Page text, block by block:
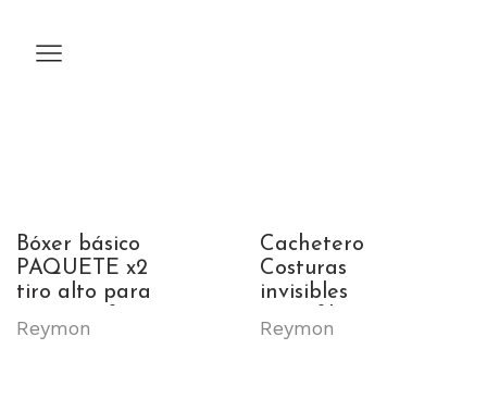
Bóxer básico
PAQUETE x2
tiro alto para
mujer Ref. 8099-
2
Reymon
Cachetero
Costuras
invisibles
microfibra para
mujer Ref. 8093
Reymon